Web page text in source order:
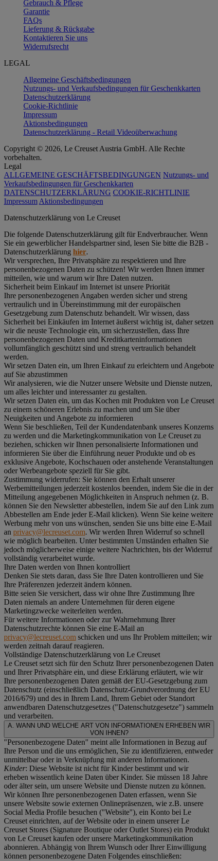
Gebrauch & Pflege
Garantie
FAQs
Lieferung & Rückgabe
Kontaktieren Sie uns
Widerrufsrecht
LEGAL
Allgemeine Geschäftsbedingungen
Nutzungs- und Verkaufsbedingungen für Geschenkkarten
Datenschutzerklärung
Cookie-Richtlinie
Impressum
Aktionsbedingungen
Datenschutzerklärung - Retail Videoüberwachung
Copyright © 2026, Le Creuset Austria GmbH. Alle Rechte
vorbehalten.
Legal
ALLGEMEINE GESCHÄFTSBEDINGUNGEN Nutzungs- und
Verkaufsbedingungen für Geschenkkarten
DATENSCHUTZERKLÄRUNG COOKIE-RICHTLINIE
ImpressumAktionsbedingungen
Datenschutz­erklärung von Le Creuset
Die folgende Datenschutzerklärung gilt für Endverbraucher. Wenn
Sie ein gewerblicher Handelspartner sind, lesen Sie bitte die B2B -
Datenschutzerklärung hier.
Wir versprechen, Ihre Privatsphäre zu respektieren und Ihre
personenbezogenen Daten zu schützen! Wir werden Ihnen immer
mitteilen, wie und warum wir Ihre Daten nutzen.
Sicherheit beim Einkauf im Internet ist unsere Priorität
Ihre personenbezogenen Angaben werden sicher und streng
vertraulich und in Übereinstimmung mit der europäischen
Gesetzgebung zum Datenschutz behandelt. Wir wissen, dass
Sicherheit bei Einkäufen im Internet äußerst wichtig ist, daher setzen
wir die neuste Technologie ein, um sicherzustellen, dass Ihre
personenbezogenen Daten und Kreditkarteninformationen
vollumfänglich geschützt sind und streng vertraulich behandelt
werden.
Wir setzen Daten ein, um Ihren Einkauf zu erleichtern und Angebote
auf Sie abzustimmen
Wir analysieren, wie die Nutzer unsere Website und Dienste nutzen,
um alles leichter und interessanter zu gestalten.
Wir setzen Daten ein, um das Kochen mit Produkten von Le Creuset
zu einem schöneren Erlebnis zu machen und um Sie über
Neuigkeiten und Angebote zu informieren
Wenn Sie beschließen, Teil der Kundendatenbank unseres Konzerns
zu werden und die Marketingkommunikation von Le Creuset zu
beziehen, schicken wir Ihnen personalisierte Informationen und
informieren Sie über die Einführung neuer Produkte und ob es
exklusive Angebote, Kochschauen oder anstehende Veranstaltungen
oder Werbeangebote speziell für Sie gibt.
Zustimmung widerrufen: Sie können den Erhalt unserer
Werbemitteilungen jederzeit kostenlos beenden, indem Sie die in der
Mitteilung angegebenen Möglichkeiten in Anspruch nehmen (z. B.
können Sie den Newsletter abbestellen, indem Sie auf den Link zum
Abbestellen am Ende jeder E-Mail klicken). Wenn Sie keine weitere
Werbung mehr von uns wünschen, senden Sie uns bitte eine E-Mail
an privacy@lecreuset.com. Wir werden Ihren Widerruf so schnell
wie möglich bearbeiten. Unter bestimmten Umständen erhalten Sie
jedoch möglicherweise einige weitere Nachrichten, bis der Widerruf
vollständig verarbeitet wurde.
Ihre Daten werden von Ihnen kontrolliert
Denken Sie stets daran, dass Sie Ihre Daten kontrollieren und Sie
Ihre Präferenzen jederzeit ändern können.
Bitte seien Sie versichert, dass wir ohne Ihre Zustimmung Ihre
Daten niemals an andere Unternehmen für deren eigene
Marketingzwecke weiterleiten werden.
Für weitere Informationen oder zur Wahrnehmung Ihrer
Datenschutzrechte können Sie eine E-Mail an
privacy@lecreuset.com schicken und uns Ihr Problem mitteilen; wir
werden zeitnah darauf reagieren.
Vollständige Datenschutzerklärung von Le Creuset
Le Creuset setzt sich für den Schutz Ihrer personenbezogenen Daten
und Ihrer Privatsphäre ein, und diese Erklärung erläutert, wie wir
Ihre personenbezogenen Daten gemäß der EU-Gesetzgebung zum
Datenschutz (einschließlich Datenschutz-Grundverordnung der EU
2016/679) und des in Ihrem Land, Ihrem Gebiet oder Standort
anwendbaren Datenschutzgesetzes ("Datenschutzgesetze") sammeln
und verarbeiten.
A. WANN UND WELCHE ART VON INFORMATIONEN ERHEBEN WIR
VON IHNEN?
"Personenbezogene Daten" meint alle Informationen in Bezug auf
Ihre Person und die uns ermöglichen, Sie zu identifizieren, entweder
unmittelbar oder in Verknüpfung mit anderen Informationen.
Kinder: Diese Website ist nicht für Kinder bestimmt und wir
erheben wissentlich keine Daten über Kinder. Sie müssen 18 Jahre
oder älter sein, um unsere Website und Dienste nutzen zu können.
Wir können Ihre personenbezogenen Daten erfassen, wenn Sie
unsere Website sowie externen Onlinepräsenzen, wie z.B. unsere
Social Media Profile besuchen ("Website"), ein Konto bei Le
Creuset einrichten, auf der Website oder in einem unserer Le
Creuset Stores (Signature Boutique oder Outlet Stores) ein Produkt
von Le Creuset kaufen oder unsere Marketingkommunikation
abonnieren. Abhängig von Ihrem Wunsch oder Ihrer Einwilligung
können personenbezogene Daten Folgendes einschließen: